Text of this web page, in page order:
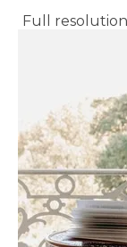
Full